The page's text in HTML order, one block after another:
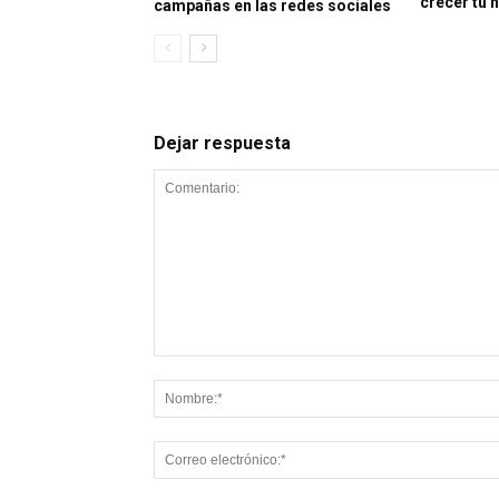
campañas en las redes sociales
Dejar respuesta